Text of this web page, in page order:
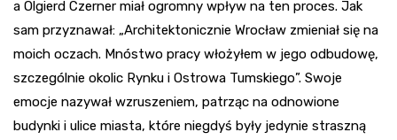
a Olgierd Czerner miał ogromny wpływ na ten proces. Jak
sam przyznawał: „Architektonicznie Wrocław zmieniał się na
moich oczach. Mnóstwo pracy włożyłem w jego odbudowę,
szczególnie okolic Rynku i Ostrowa Tumskiego”. Swoje
emocje nazywał wzruszeniem, patrząc na odnowione
budynki i ulice miasta, które niegdyś były jedynie straszną